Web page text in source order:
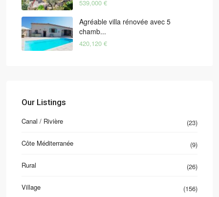
539,000 €
Agréable villa rénovée avec 5
chamb...
420,120 €
Our Listings
Canal / Rivière (23)
Côte Méditerranée (9)
Rural (26)
Village (156)